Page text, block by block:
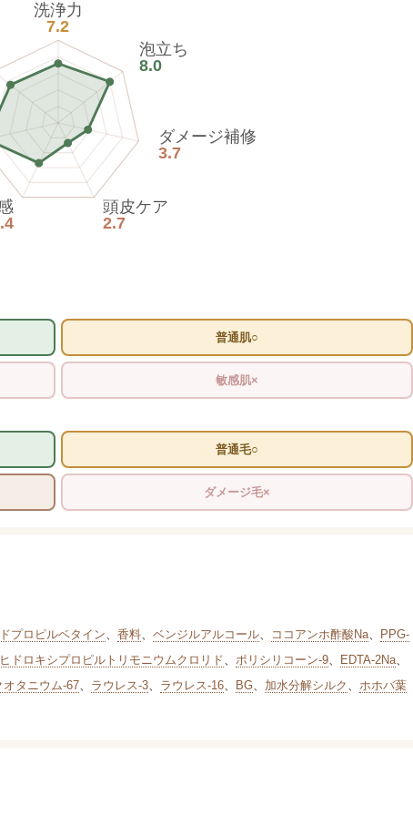
洗浄力
7.2
泡立ち
8.0
ダメージ補修
3.7
頭皮ケア
2.7
普通肌○
敏感肌×
普通毛○
ダメージ毛×
プロピルベタイン、 香料、 ベンジルアルコール、 ココアンホ酢酸Na、
PPG-
ドロキシプロピルトリモニウムクロリド、 ポリシリコーン-9、 EDTA-2Na、
オタニウム-67、 ラウレス-3、 ラウレス-16、 BG、 加水分解シルク 、 ホホバ葉